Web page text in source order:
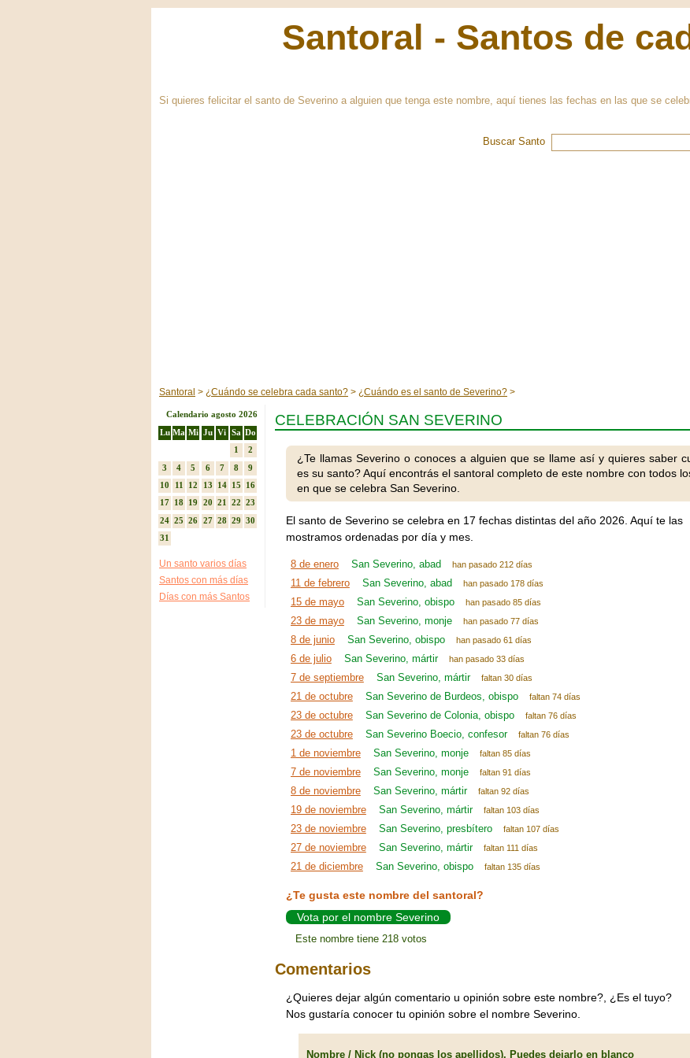
Santoral - Santos de
Si quieres felicitar el santo de Severino a alguien que tenga este nombre, aquí tienes las fechas en las que se
Buscar Santo
Santoral ¿Cuándo se celebra cada santo? ¿Cuándo es el santo de Severino?
CELEBRACIÓN SAN SEVERINO
¿Te llamas Severino o conoces a alguien que se llame así y quieres saber
es su santo? Aquí encontrás el santoral completo de este nombre con todos
en que se celebra San Severino.
El santo de Severino se celebra en 17 fechas distintas del año 2026. Aquí te las
mostramos ordenadas por día y mes.
8 de enero San Severino, abad han pasado 212 días
11 de febrero San Severino, abad han pasado 178 días
15 de mayo San Severino, obispo han pasado 85 días
23 de mayo San Severino, monje han pasado 77 días
8 de junio San Severino, obispo han pasado 61 días
6 de julio San Severino, mártir han pasado 33 días
7 de septiembre San Severino, mártir faltan 30 días
21 de octubre San Severino de Burdeos, obispo faltan 74 días
23 de octubre San Severino de Colonia, obispo faltan 76 días
23 de octubre San Severino Boecio, confesor faltan 76 días
1 de noviembre San Severino, monje faltan 85 días
7 de noviembre San Severino, monje faltan 91 días
8 de noviembre San Severino, mártir faltan 92 días
19 de noviembre San Severino, mártir faltan 103 días
23 de noviembre San Severino, presbítero faltan 107 días
27 de noviembre San Severino, mártir faltan 111 días
21 de diciembre San Severino, obispo faltan 135 días
¿Te gusta este nombre del santoral?
Vota por el nombre Severino
Este nombre tiene 218 votos
Comentarios
¿Quieres dejar algún comentario u opinión sobre este nombre?, ¿Es el tuyo?
Nos gustaría conocer tu opinión sobre el nombre Severino.
Nombre / Nick (no pongas los apellidos). Puedes dejarlo en blanco
Calendario agosto 2026
Lu Ma Mi Ju Vi Sa Do
1
2
3
4 5 6 7 8
9
10
11 12 13 14 15
16
17 18 19 20 21 22
23
24 25 26 27 28 29
30
31
Un santo varios días
Santos con más días
Días con más Santos